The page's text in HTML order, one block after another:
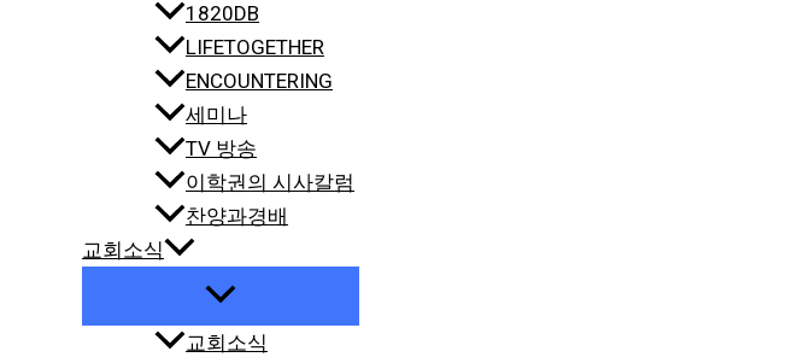
1820DB
LIFETOGETHER
ENCOUNTERING
세미나
TV 방송
이학권의 시사칼럼
찬양과경배
교회소식
교회소식